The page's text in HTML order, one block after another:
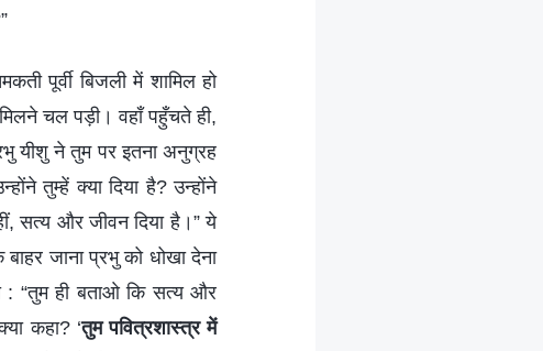
पूर्वी बिजली में शामिल हो
चल पड़ी। वहाँ पहुँचते ही,
यीशु ने तुम पर इतना अनुग्रह
तुम्हें क्या दिया है? उन्होंने
सत्य और जीवन दिया है।” ये
जाना प्रभु को धोखा देना
: “तुम ही बताओ कि सत्य और
कहा? ‘तुम पवित्रशास्त्र में